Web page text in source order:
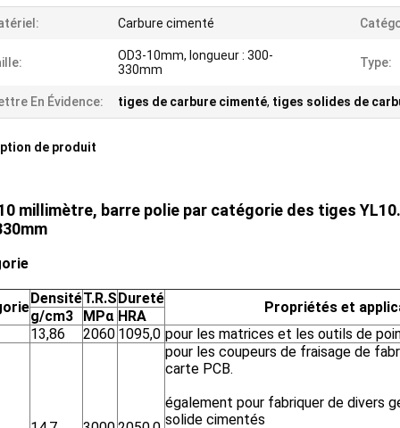
Carbure cimenté
OD3-10mm, longueur : 300-
330mm
Type:
En Évidence: tiges de carbure cimenté, tiges solides de
de produit
millimètre, barre polie par catégorie des tiges
DensitéT.R.SDureté
Propriétés et
g/cm3 MPα HRA
13,86
2060 1095,0 pour les matrices et les outils de
pour les coupeurs de fraisage de
carte PCB.
également pour fabriquer de divers
solide cimentés